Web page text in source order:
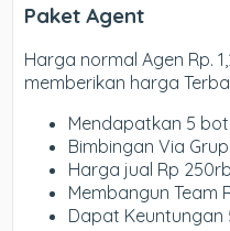
Paket Agent
Harga normal Agen Rp.
memberikan harga
Mendapatkan 5
Bimbingan Via
Harga jual Rp
Membangun Team
Dapat